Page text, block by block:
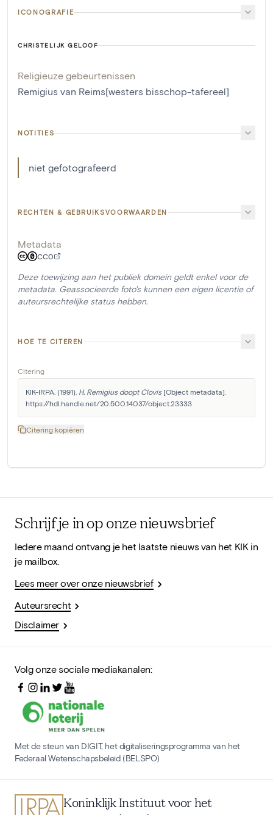
ICONOGRAFIE
CHRISTELIJK GELOOF
Religieuze gebeurtenissen
Remigius van Reims[westers bisschop-tafereel]
NOTITIES
niet gefotografeerd
RECHTEN & GEBRUIKSVOORWAARDEN
Metadata
CC0
Deze toewijzing aan het publiek domein geldt enkel voor de
metadata. Geassocieerde foto's kunnen een eigen licentie of
auteursrechtelijke status hebben.
HOE TE CITEREN
Citering
KIK-IRPA. (1991). H. Remigius doopt Clovis [Object metadata].
https://hdl.handle.net/20.500.14037/object.23333
Citering kopiëren
Schrijf je in op onze nieuwsbrief
Iedere maand ontvang je het laatste nieuws van het KIK in
je mailbox.
Lees meer over onze nieuwsbrief
Auteursrecht
Disclaimer
Volg onze sociale mediakanalen:
Met de steun van DIGIT, het digitaliseringsprogramma van het
Federaal Wetenschapsbeleid (BELSPO)
Koninklijk Instituut voor het